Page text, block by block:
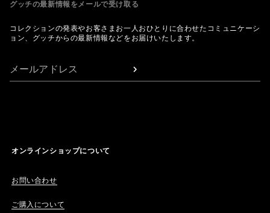
グッチの最新情報をメールで受け取る
コレクションの発表やお客さまお一人おひとりに合わせたコミュニケーシ
ョン、グッチからの最新情報などをお届けいたします。
メールアドレス
オンラインショップについて
お問い合わせ
ご購入について